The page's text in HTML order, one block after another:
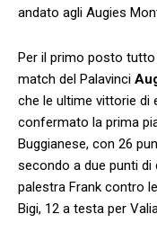
andato agli Augies
Per il primo posto
match del Palavinci
che le ultime vittorie di
confermato la prima
Buggianese, con 26
secondo a due punti di
palestra Frank contro
Bigi, 12 a testa per